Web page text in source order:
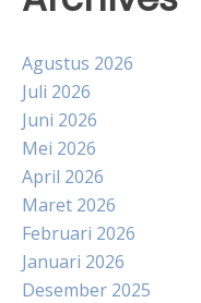
Agustus 2026
Juli 2026
Juni 2026
Mei 2026
April 2026
Maret 2026
Februari 2026
Januari 2026
Desember 2025